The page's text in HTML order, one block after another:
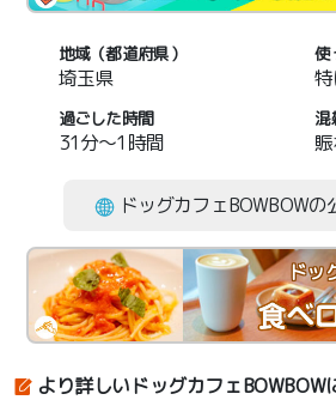
地域（都道府県）
埼玉県
使
過ごした時間
31分～1時間
混
ドッグカフェBOWBOWの
ドッ
より詳しいドッグカフェBOWBOW